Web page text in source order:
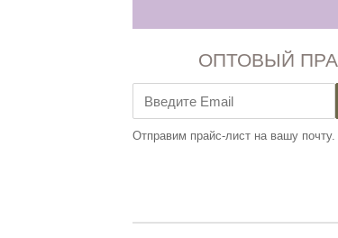
ОПТОВЫЙ
Отправим прайс-лист на вашу почту.